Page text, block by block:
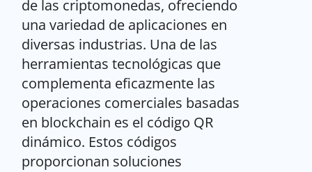
de las criptomonedas, ofreciendo
una variedad de aplicaciones en
diversas industrias. Una de las
herramientas tecnológicas que
complementa eficazmente las
operaciones comerciales basadas
en blockchain es el código QR
dinámico. Estos códigos
proporcionan soluciones